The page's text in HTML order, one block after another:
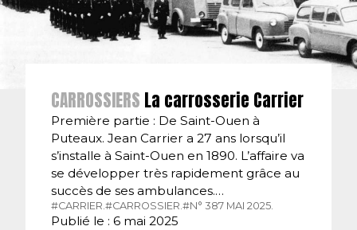
CARROSSIERS La carrosserie Carrier
Première partie : De Saint-Ouen à
Puteaux. Jean Carrier a 27 ans lorsqu’il
s’installe à Saint-Ouen en 1890. L’affaire va
se développer très rapidement grâce au
succès de ses ambulances.…
#CARRIER.#CARROSSIER.#N° 387 MAI 2025.
Publié le : 6 mai 2025